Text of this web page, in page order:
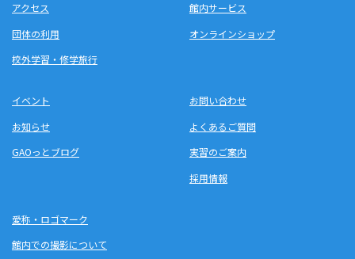
アクセス
団体の利用
校外学習・修学旅行
館内サービス
オンラインショップ
イベント
お知らせ
GAOっとブログ
お問い合わせ
よくあるご質問
実習のご案内
採用情報
愛称・ロゴマーク
館内での撮影について